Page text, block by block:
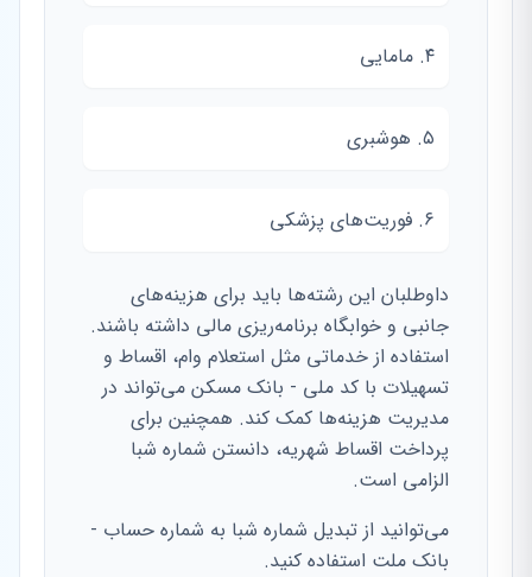
۴. مامایی
۵. هوشبری
۶. فوریت‌های پزشکی
داوطلبان این رشته‌ها باید برای هزینه‌های
جانبی و خوابگاه برنامه‌ریزی مالی داشته باشند.
استفاده از خدماتی مثل استعلام وام، اقساط و
تسهیلات با کد ملی - بانک مسکن می‌تواند در
مدیریت هزینه‌ها کمک کند. همچنین برای
پرداخت اقساط شهریه، دانستن شماره شبا
الزامی است.
می‌توانید از تبدیل شماره شبا به شماره حساب -
بانک ملت استفاده کنید.